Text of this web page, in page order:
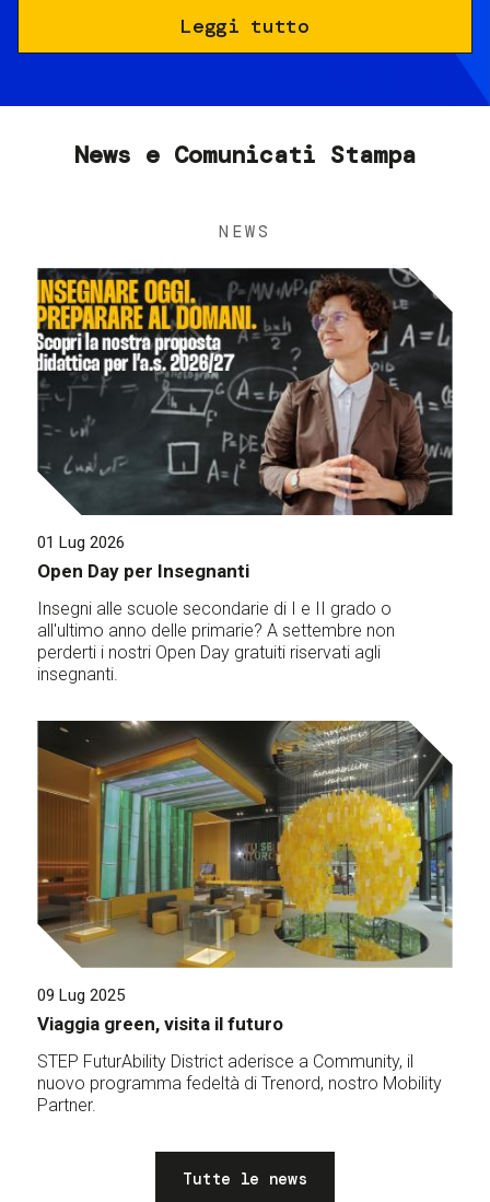
Leggi tutto
News e Comunicati Stampa
NEWS
01 Lug 2026
Open Day per Insegnanti
Insegni alle scuole secondarie di I e II grado o
all'ultimo anno delle primarie? A settembre non
perderti i nostri Open Day gratuiti riservati agli
insegnanti.
09 Lug 2025
Viaggia green, visita il futuro
STEP FuturAbility District aderisce a Community, il
nuovo programma fedeltà di Trenord, nostro Mobility
Partner.
Tutte le news